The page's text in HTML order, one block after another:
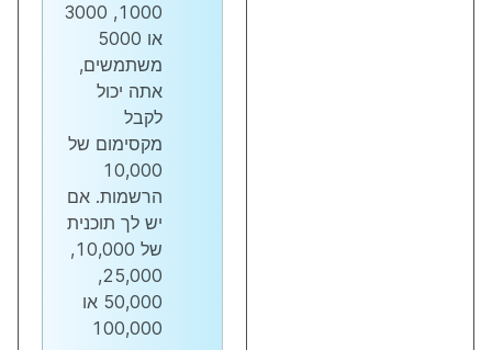
1000, 3000
או 5000
משתמשים,
אתה יכול
לקבל
מקסימום של
10,000
הרשמות. אם
יש לך תוכנית
של 10,000,
25,000,
50,000 או
100,000